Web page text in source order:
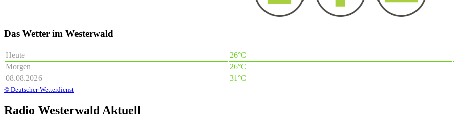
Das Wetter im Westerwald
Heute
26°C
Morgen
26°C
08.08.2026
31°C
© Deutscher Wetterdienst
Radio Westerwald Aktuell